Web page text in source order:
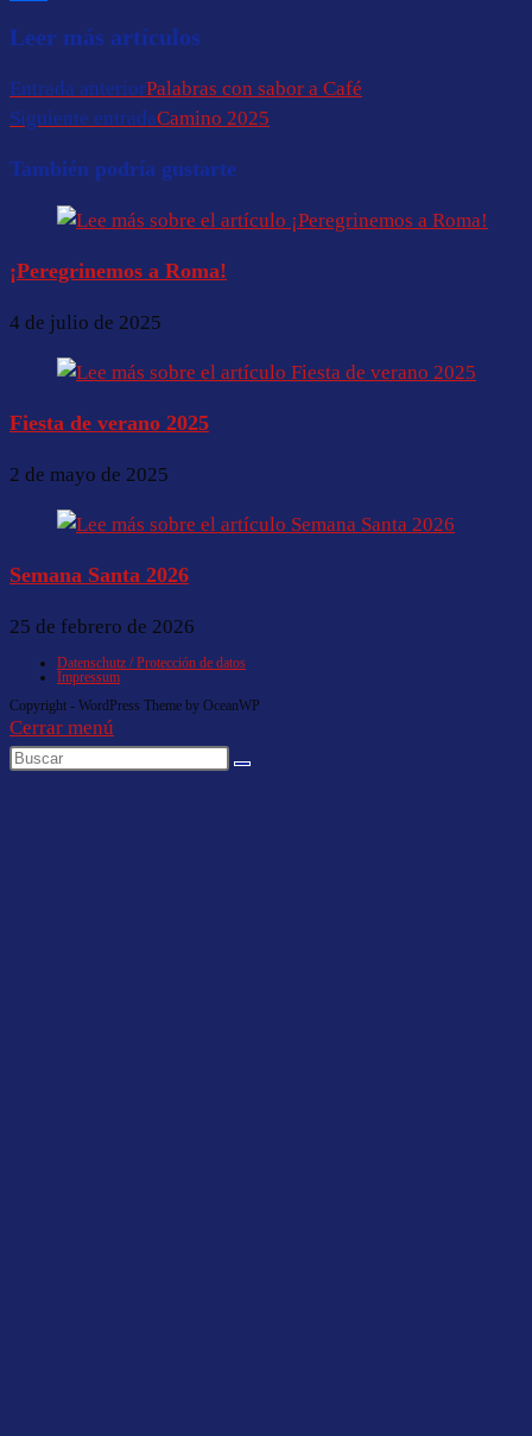
Leer más artículos
Entrada anteriorPalabras con sabor a Café
Siguiente entradaCamino 2025
También podría gustarte
¡Peregrinemos a Roma!
4 de julio de 2025
Fiesta de verano 2025
2 de mayo de 2025
Semana Santa 2026
25 de febrero de 2026
Datenschutz / Protección de datos
Impressum
Copyright - WordPress Theme by OceanWP
Cerrar menú